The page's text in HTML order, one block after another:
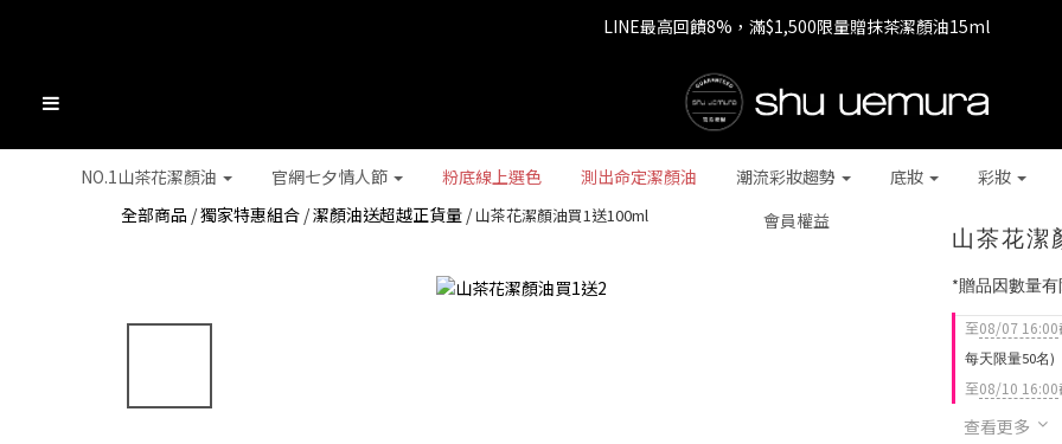
七夕情人節 全站9折，下單享免運+贈$200回購金
LINE最高回饋8%，滿$1,500限量贈抹茶潔顏油15ml
七夕情人節 全站9折，下單享免運+贈$200回購金
NO.1山茶花潔顏油 官網七夕情人節 粉底線上選色 測出命定潔顏油 潮流彩妝趨勢 底妝 彩妝
會員權益
全部商品 /獨家特惠組合 /潔顏油送超越正貨量 /山茶花潔顏油買1送100ml
山茶花潔
*贈品因數量
至08/07 16:00
每天限量50名)
至08/10 16:00
查看更多